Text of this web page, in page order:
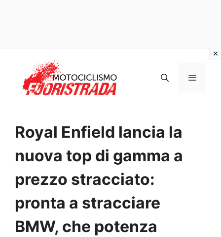
contenuto
MENU
Royal Enfield lancia la
nuova top di gamma a
prezzo stracciato:
pronta a stracciare
BMW, che potenza